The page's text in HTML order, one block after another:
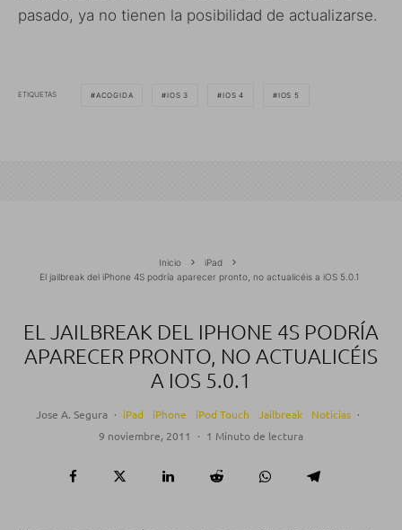
pasado, ya no tienen la posibilidad de actualizarse.
ETIQUETAS ACOGIDA IOS 3 IOS 4 IOS 5
Inicio
iPad
El jailbreak del iPhone 4S podría aparecer pronto, no actualicéis a iOS 5.0.1
EL JAILBREAK DEL IPHONE 4S PODRÍA
APARECER PRONTO, NO ACTUALICÉIS
A IOS 5.0.1
Jose A. Segura · iPad iPhone iPod Touch Jailbreak Noticias ·
9 noviembre, 2011
· 1 Minuto de lectura